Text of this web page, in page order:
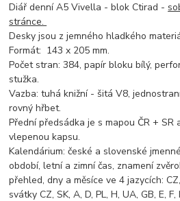
Diář denní A5 Vivella - blok Ctirad -
stránce.
Desky jsou z jemného hladkého
Formát: 143 x 205 mm.
Počet stran: 384, papír bloku bílý,
stužka.
Vazba: tuhá knižní - šitá V8,
rovný hřbet.
Přední předsádka je s mapou ČR + SR
vlepenou kapsu.
Kalendárium: české a slovenské
období, letní a zimní čas, znamení
přehled, dny a měsíce ve 4 jazycích:
svátky CZ, SK, A, D, PL, H, UA, GB, E, F,